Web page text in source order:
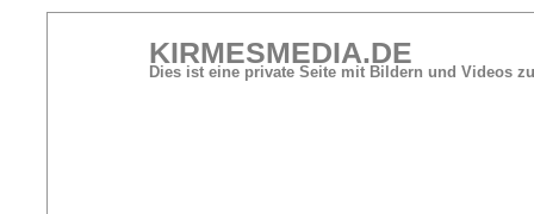
KIRMESMEDIA.DE
Dies ist eine private Seite mit Bildern und Videos